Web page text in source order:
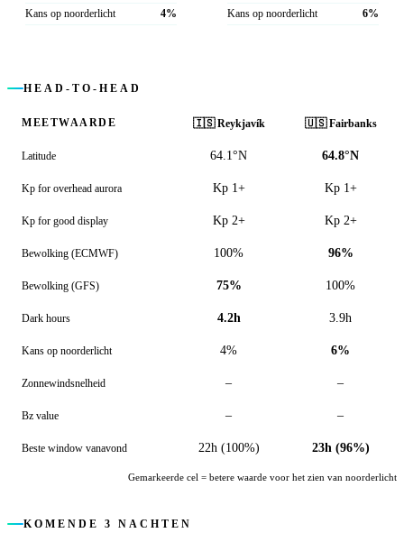
Kans op noorderlicht
4%
Kans op noorderlicht
6%
HEAD-TO-HEAD
MEETWAARDE 🇮🇸 Reykjavík 🇺🇸 Fairbanks
Latitude 64.1°N 64.8°N
Kp for overhead aurora Kp 1+ Kp 1+
Kp for good display Kp 2+ Kp 2+
Bewolking (ECMWF) 100% 96%
Bewolking (GFS) 75% 100%
Dark hours 4.2h 3.9h
Kans op noorderlicht 4% 6%
Zonnewindsnelheid – –
Bz value – –
Beste window vanavond 22h (100%) 23h (96%)
Gemarkeerde cel = betere waarde voor het zien van noorderlicht
KOMENDE 3 NACHTEN